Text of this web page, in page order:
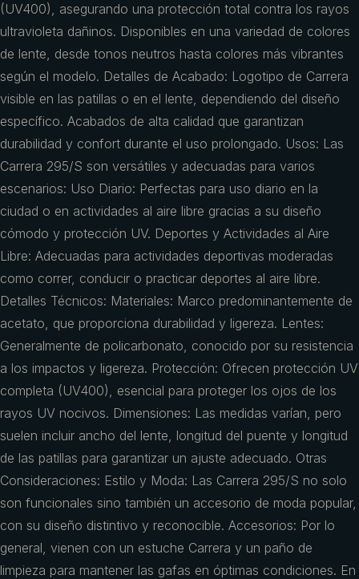
(UV400), asegurando una protección total contra los rayos
ultravioleta dañinos. Disponibles en una variedad de colores
de lente, desde tonos neutros hasta colores más vibrantes
según el modelo. Detalles de Acabado: Logotipo de Carrera
visible en las patillas o en el lente, dependiendo del diseño
específico. Acabados de alta calidad que garantizan
durabilidad y confort durante el uso prolongado. Usos: Las
Carrera 295/S son versátiles y adecuadas para varios
escenarios: Uso Diario: Perfectas para uso diario en la
ciudad o en actividades al aire libre gracias a su diseño
cómodo y protección UV. Deportes y Actividades al Aire
Libre: Adecuadas para actividades deportivas moderadas
como correr, conducir o practicar deportes al aire libre.
Detalles Técnicos: Materiales: Marco predominantemente de
acetato, que proporciona durabilidad y ligereza. Lentes:
Generalmente de policarbonato, conocido por su resistencia
a los impactos y ligereza. Protección: Ofrecen protección UV
completa (UV400), esencial para proteger los ojos de los
rayos UV nocivos. Dimensiones: Las medidas varían, pero
suelen incluir ancho del lente, longitud del puente y longitud
de las patillas para garantizar un ajuste adecuado. Otras
Consideraciones: Estilo y Moda: Las Carrera 295/S no solo
son funcionales sino también un accesorio de moda popular,
con su diseño distintivo y reconocible. Accesorios: Por lo
general, vienen con un estuche Carrera y un paño de
limpieza para mantener las gafas en óptimas condiciones. En